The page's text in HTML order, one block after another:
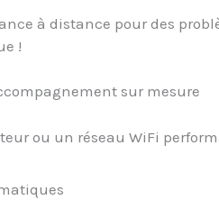
à distance pour des
!
sur mesure
ou un réseau WiFi